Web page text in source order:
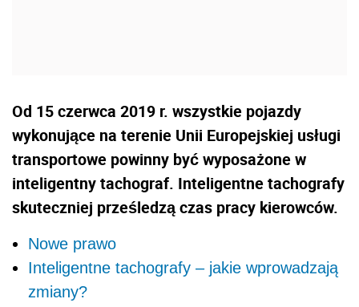
Od 15 czerwca 2019 r. wszystkie pojazdy
wykonujące na terenie Unii Europejskiej usługi
transportowe powinny być wyposażone w
inteligentny tachograf. Inteligentne tachografy
skuteczniej prześledzą czas pracy kierowców.
Nowe prawo
Inteligentne tachografy – jakie wprowadzają
zmiany?